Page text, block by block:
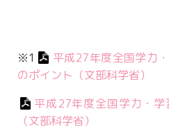
※1
平成27年度全国学力
のポイント（文部科学省）
平成27年度全国学力・
（文部科学省）